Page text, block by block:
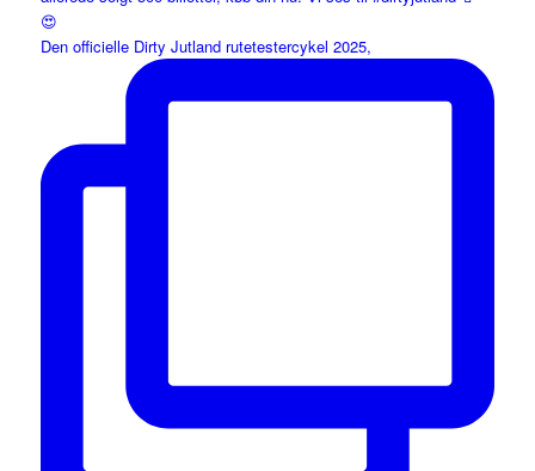
Den officielle Dirty Jutland rutetestercykel 2025,